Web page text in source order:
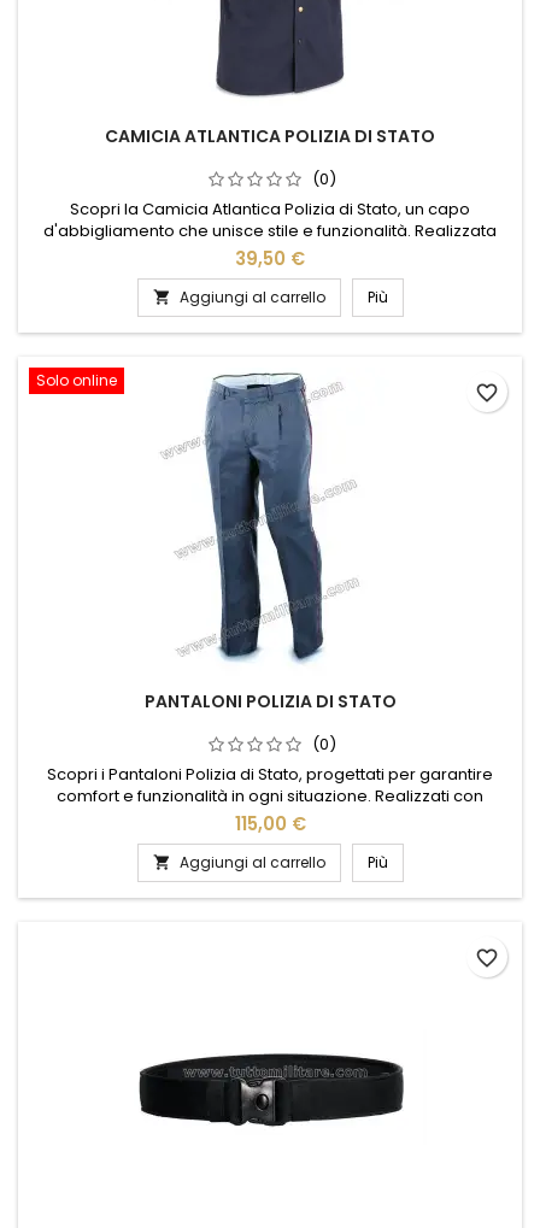
CAMICIA ATLANTICA POLIZIA DI STATO
(0)
Scopri la Camicia Atlantica Polizia di Stato, un capo
d'abbigliamento che unisce stile e funzionalità. Realizzata
con materiali di alta qualità, questa camicia offre comfort e
resistenza, ideale per chi cerca un look professionale e
curato. Il design elegante è arricchito da dettagli distintivi che
riflettono l'orgoglio e la tradizione della Polizia di...
39,50 €
 Aggiungi al carrello Più
Solo online
PANTALONI POLIZIA DI STATO
(0)
Scopri i Pantaloni Polizia di Stato, progettati per garantire
comfort e funzionalità in ogni situazione. Realizzati con
materiali di alta qualità, offrono resistenza e durata nel
tempo. Il design ergonomico assicura una vestibilità perfetta,
mentre le tasche multiple permettono di avere tutto
l'essenziale a portata di mano. Ideali per chi cerca praticità...
115,00 €
 Aggiungi al carrello Più
favorite_border
favorite_border